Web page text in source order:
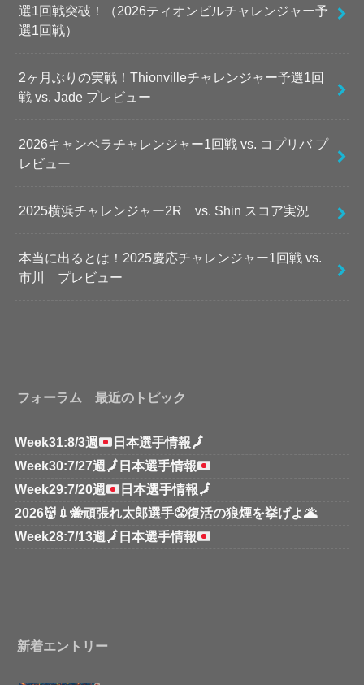
選1回戦突破！（2026ティオンビルチャレンジャー予
選1回戦）
2ヶ月ぶりの実戦！Thionvilleチャレンジャー予選1回
戦 vs. Jade プレビュー
2026キャンベラチャレンジャー1回戦 vs. コプリバ プ
レビュー
2025横浜チャレンジャー2R vs. Shin スコア実況
本当に出るとは！2025慶応チャレンジャー1回戦 vs.
市川 プレビュー
フォーラム 最近のトピック
Week31:8/3週 日本選手情報🗾
Week30:7/27週 🗾 日本選手情報
Week29:7/20週
日本選手情報🗾
2026👹💉🐝頑張れ太郎選手😤復活の狼煙を挙げよ🌋
Week28:7/13週 🗾 日本選手情報
新着エントリー